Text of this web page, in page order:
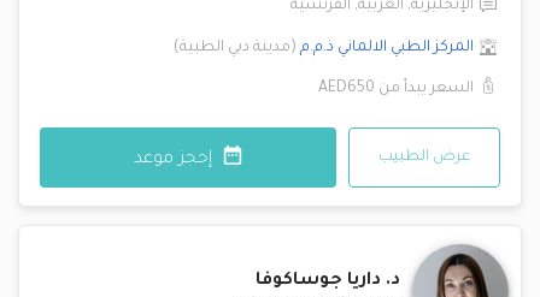
الإنجليزية, العربية, الفرنسية
المركز الطبي الالماني ذ.م.م (مدينة دبي الطبية)
السعر يبدأ من AED650
عرض الطبيب إحجز موعد
د. داريا جوساكوفا